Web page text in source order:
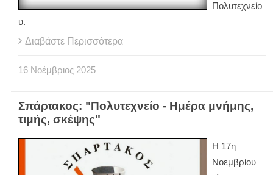
Πολυτεχνείο
υ.
Διαβάστε Περισσότερα
16 Νοέμβριος 2025
Σπάρτακος: "Πολυτεχνείο - Ημέρα μνήμης,
τιμής, σκέψης"
Η 17η
Νοεμβρίου